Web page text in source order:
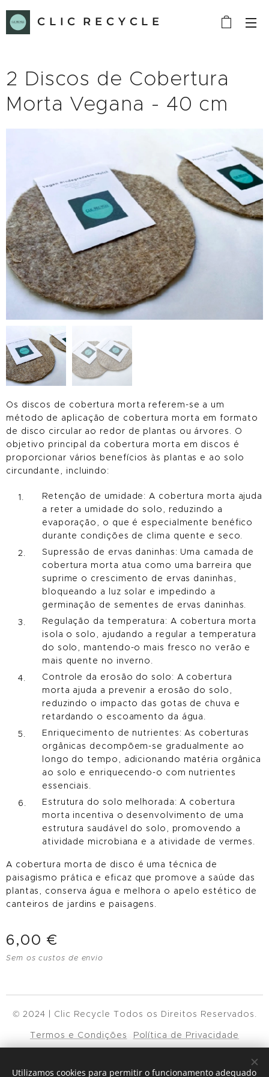
C L I C R E C Y C L E
2 Discos de Cobertura
Morta Vegana - 40 cm
Os discos de cobertura morta referem-se a um
método de aplicação de cobertura morta em formato
de disco circular ao redor de plantas ou árvores. O
objetivo principal da cobertura morta em discos é
proporcionar vários benefícios às plantas e ao solo
circundante, incluindo:
Retenção de umidade: A cobertura morta ajuda
a reter a umidade do solo, reduzindo a
evaporação, o que é especialmente benéfico
durante condições de clima quente e seco.
Supressão de ervas daninhas: Uma camada de
cobertura morta atua como uma barreira que
suprime o crescimento de ervas daninhas,
bloqueando a luz solar e impedindo a
germinação de sementes de ervas daninhas.
Regulação da temperatura: A cobertura morta
isola o solo, ajudando a regular a temperatura
do solo, mantendo-o mais fresco no verão e
mais quente no inverno.
Controle da erosão do solo: A cobertura
morta ajuda a prevenir a erosão do solo,
reduzindo o impacto das gotas de chuva e
retardando o escoamento da água.
Enriquecimento de nutrientes: As coberturas
orgânicas decompõem-se gradualmente ao
longo do tempo, adicionando matéria orgânica
ao solo e enriquecendo-o com nutrientes
essenciais.
Estrutura do solo melhorada: A cobertura
morta incentiva o desenvolvimento de uma
estrutura saudável do solo, promovendo a
atividade microbiana e a atividade de vermes.
A cobertura morta de disco é uma técnica de
paisagismo prática e eficaz que promove a saúde das
plantas, conserva água e melhora o apelo estético de
canteiros de jardins e paisagens.
6,00 €
Sem os custos de envio
© 2024 | Clic Recycle Todos os Direitos Reservados.
Termos e Condições
Política de Privacidade
Utilizamos cookies para permitir o funcionamento adequado